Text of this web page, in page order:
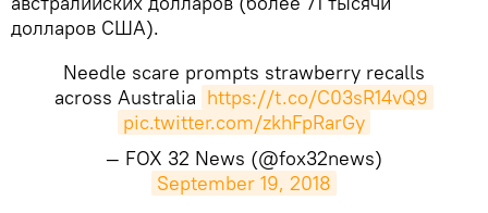
долларов США).
Needle scare prompts strawberry recalls
across Australia https://t.co/C03sR14vQ9
pic.twitter.com/zkhFpRarGy
— FOX 32 News (@fox32news)
September 19, 2018